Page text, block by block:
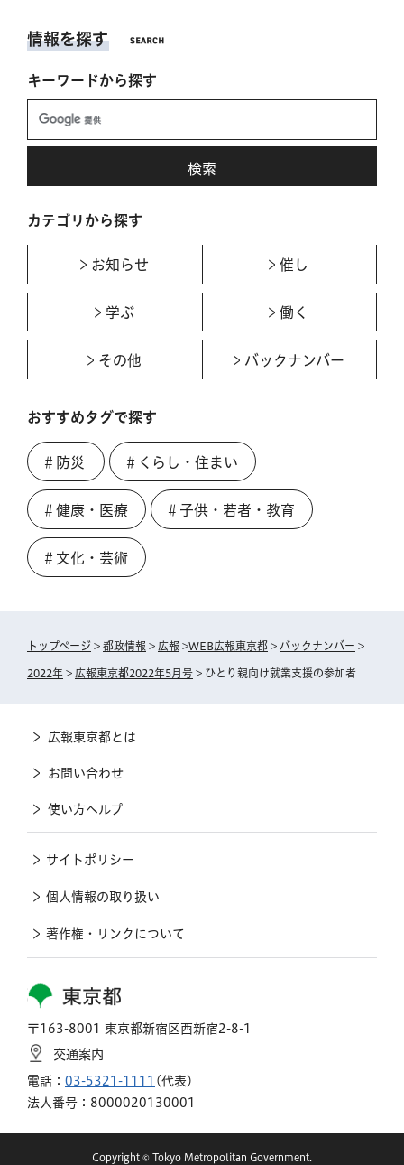
情報を探す
キーワードから探す
カテゴリから探す
お知らせ 催し
学ぶ 働く
その他 バックナンバー
おすすめタグで探す
＃防災 ＃くらし・住まい
＃健康・医療 ＃子供・若者・教育
＃文化・芸術
トップページ > 都政情報 > 広報 >WEB広報東京都 > バックナンバー >
2022年 > 広報東京都2022年5月号 > ひとり親向け就業支援の参加者
東京都
〒163-8001 東京都新宿区西新宿2-8-1
交通案内
電話： 03-5321-1111 (代表)
法人番号：8000020130001
広報東京都とは
お問い合わせ
使い方ヘルプ
サイトポリシー
個人情報の取り扱い
著作権・リンクについて
Copyright © Tokyo Metropolitan Government.